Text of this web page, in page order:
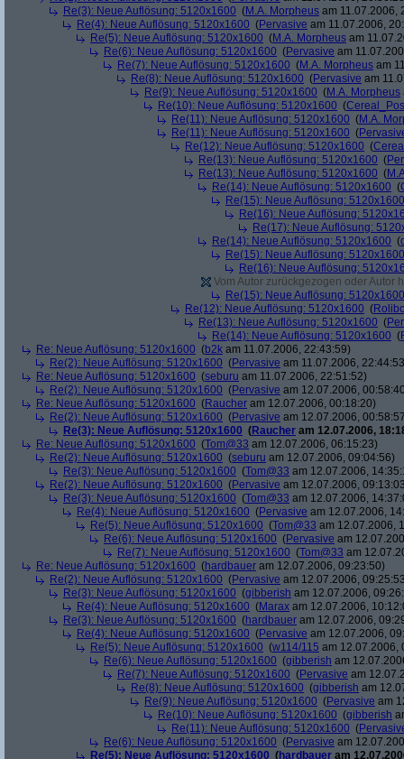
Re(3): Neue Auflösung: 5120x1600 (M.A. Morpheus am 11.07.2006,
Re(4): Neue Auflösung: 5120x1600 (Pervasive am 11.07.2006,
Re(5): Neue Auflösung: 5120x1600 (M.A. Morpheus am
Re(6): Neue Auflösung: 5120x1600 (Pervasive am
Re(7): Neue Auflösung: 5120x1600 (M.A. Morpheus am
Re(8): Neue Auflösung: 5120x1600 (Pervasive am
Re(9): Neue Auflösung: 5120x1600 (M.A. Morpheus
Re(10): Neue Auflösung: 5120x1600 (
Re(11): Neue Auflösung: 5120x1600 (M.A.
Re(11): Neue Auflösung: 5120x1600 (
Re(12): Neue Auflösung: 5120x1600 (
Re(13): Neue Auflösung: 5120x1600 (
Re(13): Neue Auflösung: 5120x1600 (
Re(14): Neue Auflösung: 5120x1600 (
Re(15): Neue Auflösung: 5120x1600
Re(16): Neue Auflösung:
Re(17): Neue Auflösung:
Re(14): Neue Auflösung: 5120x1600 (
Re(15): Neue Auflösung: 5120x1600
Re(16): Neue Auflösung:
Vom Autor zurückgezogen oder Autor
Re(15): Neue Auflösung: 5120x1600
Re(12): Neue Auflösung: 5120x1600 (
Re(13): Neue Auflösung: 5120x1600 (
Re(14): Neue Auflösung: 5120x1600 (
Re: Neue Auflösung: 5120x1600 (b2k am 11.07.2006, 22:43:59)
Re(2): Neue Auflösung: 5120x1600 (Pervasive am 11.07.2006,
Re: Neue Auflösung: 5120x1600 (seburu am 11.07.2006, 22:51:52)
Re(2): Neue Auflösung: 5120x1600 (Pervasive am 12.07.2006,
Re: Neue Auflösung: 5120x1600 (Raucher am 12.07.2006, 00:18:20)
Re(2): Neue Auflösung: 5120x1600 (Pervasive am 12.07.2006,
Re(3): Neue Auflösung: 5120x1600 (Raucher am 12.07.2006,
Re: Neue Auflösung: 5120x1600 (Tom@33 am 12.07.2006, 06:15:23)
Re(2): Neue Auflösung: 5120x1600 (seburu am 12.07.2006, 09:04:56)
Re(3): Neue Auflösung: 5120x1600 (Tom@33 am 12.07.2006,
Re(2): Neue Auflösung: 5120x1600 (Pervasive am 12.07.2006,
Re(3): Neue Auflösung: 5120x1600 (Tom@33 am 12.07.2006,
Re(4): Neue Auflösung: 5120x1600 (Pervasive am 12.07.2006,
Re(5): Neue Auflösung: 5120x1600 (Tom@33 am 12.07.2006,
Re(6): Neue Auflösung: 5120x1600 (Pervasive am
Re(7): Neue Auflösung: 5120x1600 (Tom@33 am
Re: Neue Auflösung: 5120x1600 (hardbauer am 12.07.2006, 09:23:50)
Re(2): Neue Auflösung: 5120x1600 (Pervasive am 12.07.2006,
Re(3): Neue Auflösung: 5120x1600 (gibberish am 12.07.2006,
Re(4): Neue Auflösung: 5120x1600 (Marax am 12.07.2006,
Re(3): Neue Auflösung: 5120x1600 (hardbauer am 12.07.2006,
Re(4): Neue Auflösung: 5120x1600 (Pervasive am 12.07.2006,
Re(5): Neue Auflösung: 5120x1600 (w114/115 am 12.07.2006,
Re(6): Neue Auflösung: 5120x1600 (gibberish am
Re(7): Neue Auflösung: 5120x1600 (Pervasive am
Re(8): Neue Auflösung: 5120x1600 (gibberish am
Re(9): Neue Auflösung: 5120x1600 (Pervasive am
Re(10): Neue Auflösung: 5120x1600 (gibberish
Re(11): Neue Auflösung: 5120x1600 (
Re(6): Neue Auflösung: 5120x1600 (Pervasive am
Re(5): Neue Auflösung: 5120x1600 (hardbauer am